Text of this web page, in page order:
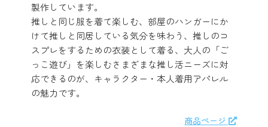
製作しています。
推しと同じ服を着て楽しむ、部屋のハンガーにか
けて推しと同居している気分を味わう、推しのコ
スプレをするための衣装として着る、大人の「ご
っこ遊び」を楽しむさまざまな推し活ニーズに対
応できるのが、キャラクター・本人着用アパレル
の魅力です。
商品ページ